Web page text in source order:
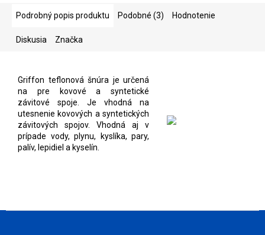
Podrobný popis produktu Podobné (3) Hodnotenie
Diskusia Značka
Griffon teflonová šnúra je určená
na pre kovové a syntetické
závitové spoje. Je vhodná na
utesnenie kovových a syntetických
závitových spojov. Vhodná aj v
prípade vody, plynu, kyslíka, pary,
palív, lepidiel a kyselín.